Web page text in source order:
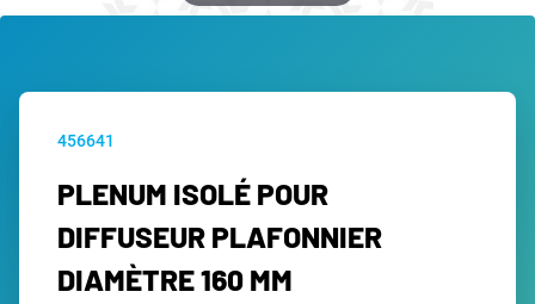
456641
PLENUM ISOLÉ POUR
DIFFUSEUR PLAFONNIER
DIAMÈTRE 160 MM